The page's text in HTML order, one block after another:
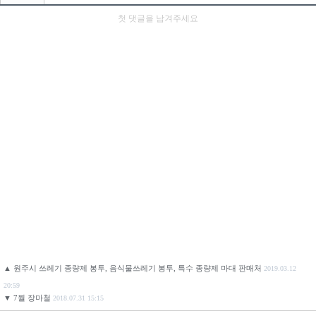
▲ 원주시 쓰레기 종량제 봉투, 음식물쓰레기 봉투, 특수 종량제 마대 판매처 2019.03.12
20:59
▼ 7월 장마철 2018.07.31 15:15